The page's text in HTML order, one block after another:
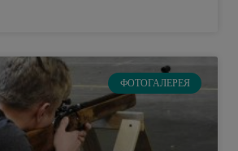
ФОТОГАЛЕРЕЯ